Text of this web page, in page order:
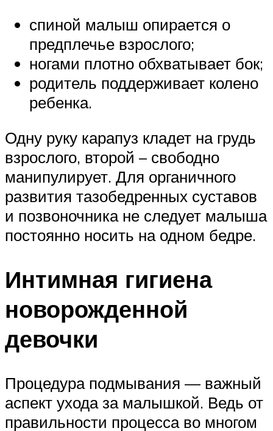
спиной малыш опирается о
предплечье взрослого;
ногами плотно обхватывает бок;
родитель поддерживает колено
ребенка.
Одну руку карапуз кладет на грудь
взрослого, второй – свободно
манипулирует. Для органичного
развития тазобедренных суставов
и позвоночника не следует малыша
постоянно носить на одном бедре.
Интимная гигиена
новорожденной
девочки
Процедура подмывания — важный
аспект ухода за малышкой. Ведь от
правильности процесса во многом